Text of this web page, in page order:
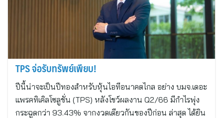
TPS จ่อรับทรัพย์เพียบ!
ปีนี้น่าจะเป็นปีทองสำหรับหุ้นไอทีอนาคตไกล อย่าง บมจ.เดอะ
แพรคทิเคิลโซลูชั่น (TPS) หลังโชว์ผลงาน Q2/66 มีกำไรพุ่ง
กระฉูดกว่า 93.43% จากงวดเดียวกันของปีก่อน ล่าสุด ได้ยิน